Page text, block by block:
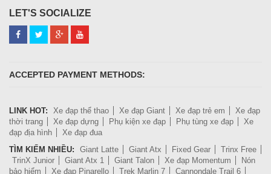
LET'S SOCIALIZE
ACCEPTED PAYMENT METHODS:
LINK HOT: Xe đạp thể thao Xe đạp Giant Xe đạp trẻ em
Xe đạp
thời trang
Xe đạp dựng Phụ kiện xe đạp Phụ tùng xe đạp
Xe
đạp địa hình
Xe đạp đua
TÌM KIẾM NHIỀU:
Giant Latte Giant Atx Fixed Gear
Trinx Free
TrinX Junior
Giant Atx 1 Giant Talon Xe đạp Momentum
Nón
bảo hiểm
Xe đạp Pinarello Trek Marlin 7 Cannondale Trail 6